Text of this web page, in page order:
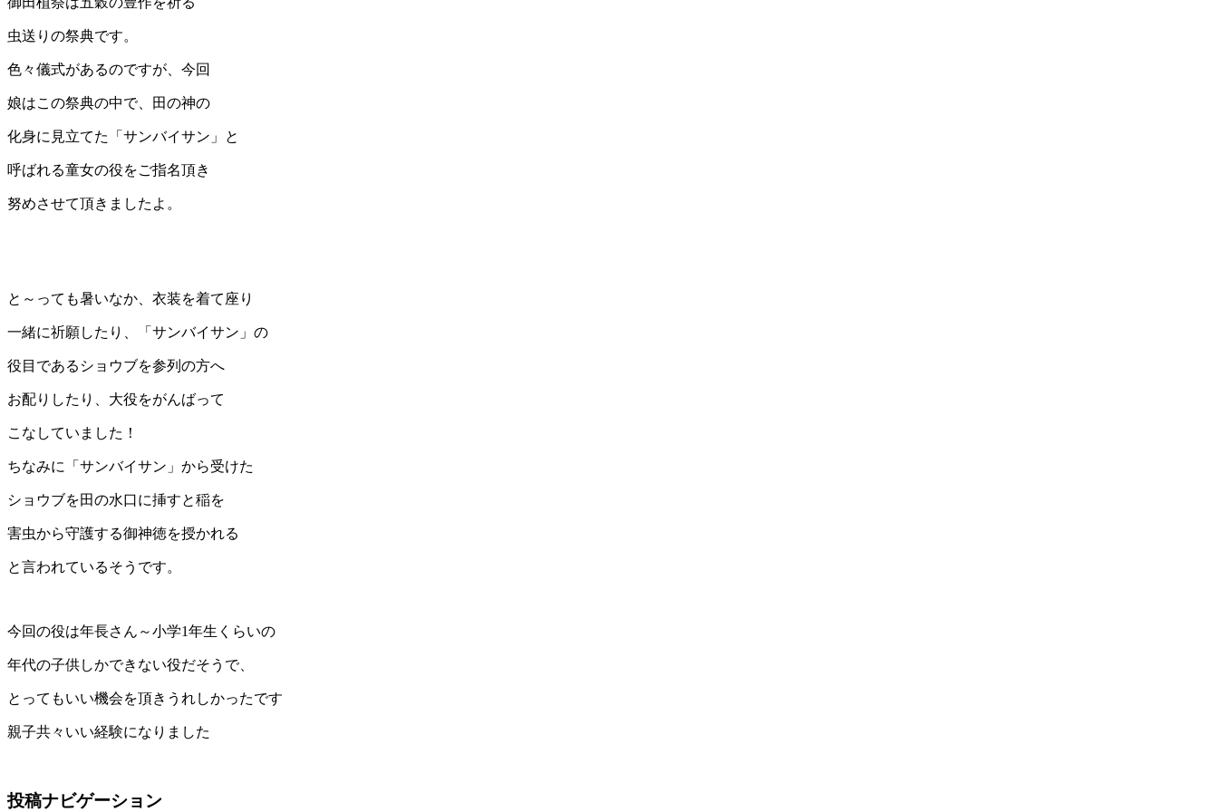
虫送りの祭典です。
色々儀式があるのですが、今回
娘はこの祭典の中で、田の神の
化身に見立てた「サンバイサン」と
呼ばれる童女の役をご指名頂き
努めさせて頂きましたよ。
と～っても暑いなか、衣装を着て座り
一緒に祈願したり、「サンバイサン」の
役目であるショウブを参列の方へ
お配りしたり、大役をがんばって
こなしていました！
ちなみに「サンバイサン」から受けた
ショウブを田の水口に挿すと稲を
害虫から守護する御神徳を授かれる
と言われているそうです。
今回の役は年長さん～小学1年生くらいの
年代の子供しかできない役だそうで、
とってもいい機会を頂きうれしかったです
親子共々いい経験になりました
投稿ナビゲーション